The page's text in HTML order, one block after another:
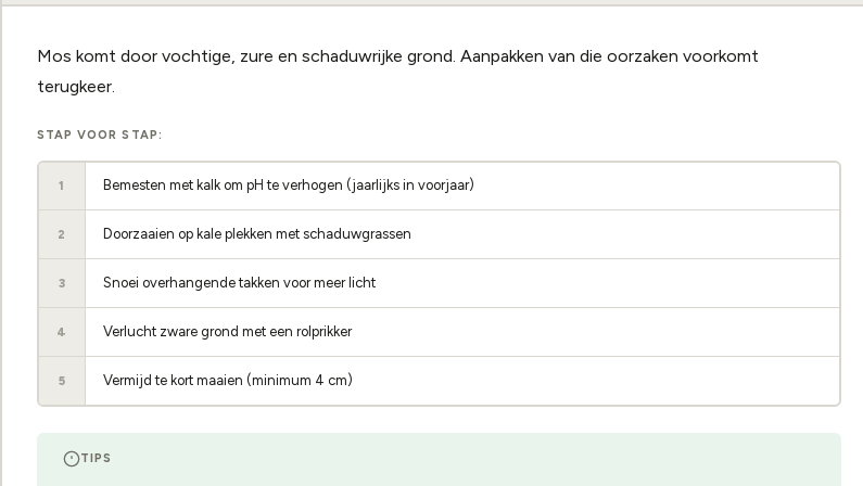
Mos komt door vochtige, zure en schaduwrijke grond. Aanpakken van die oorzaken voorkomt
terugkeer.
STAP VOOR STAP:
1 Bemesten met kalk om pH te verhogen (jaarlijks in voorjaar)
2 Doorzaaien op kale plekken met schaduwgrassen
3 Snoei overhangende takken voor meer licht
4 Verlucht zware grond met een rolprikker
5 Vermijd te kort maaien (minimum 4 cm)
TIPS